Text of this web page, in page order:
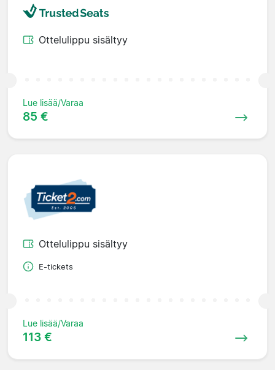
Ottelulippu sisältyy
Lue lisää/Varaa
85 €
Ottelulippu sisältyy
E-tickets
Lue lisää/Varaa
113 €